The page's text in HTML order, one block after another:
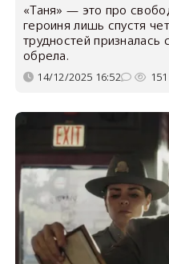
«Таня» — это про
героиня лишь спустя
трудностей призналась
обрела.
14/12/2025 16:52 151